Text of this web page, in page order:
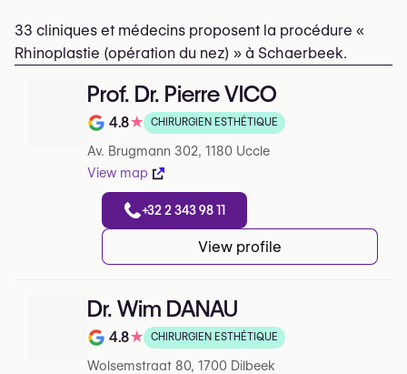
33 cliniques et médecins proposent la procédure «
Rhinoplastie (opération du nez) » à Schaerbeek.
Prof. Dr. Pierre VICO
Note de 4.8 sur 5 sur Google
4.8★ CHIRURGIEN ESTHÉTIQUE
Av. Brugmann 302, 1180 Uccle
View map
+32 2 343 98 11
View profile
Dr. Wim DANAU
Note de 4.8 sur 5 sur Google
4.8★ CHIRURGIEN ESTHÉTIQUE
Wolsemstraat 80, 1700 Dilbeek